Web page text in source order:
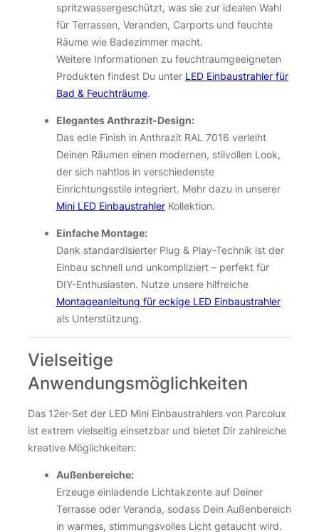
spritzwassergeschützt, was sie zur idealen Wahl
für Terrassen, Veranden, Carports und feuchte
Räume wie Badezimmer macht.
Weitere Informationen zu feuchtraumgeeigneten
Produkten findest Du unter LED Einbaustrahler für
Bad & Feuchträume.
Elegantes Anthrazit-Design:
Das edle Finish in Anthrazit RAL 7016 verleiht
Deinen Räumen einen modernen, stilvollen Look,
der sich nahtlos in verschiedenste
Einrichtungsstile integriert. Mehr dazu in unserer
Mini LED Einbaustrahler Kollektion.
Einfache Montage:
Dank standardisierter Plug & Play-Technik ist der
Einbau schnell und unkompliziert – perfekt für
DIY-Enthusiasten. Nutze unsere hilfreiche
Montageanleitung für eckige LED Einbaustrahler
als Unterstützung.
Vielseitige
Anwendungsmöglichkeiten
Das 12er-Set der LED Mini Einbaustrahlers von Parcolux
ist extrem vielseitig einsetzbar und bietet Dir zahlreiche
kreative Möglichkeiten:
Außenbereiche:
Erzeuge einladende Lichtakzente auf Deiner
Terrasse oder Veranda, sodass Dein Außenbereich
in warmes, stimmungsvolles Licht getaucht wird.